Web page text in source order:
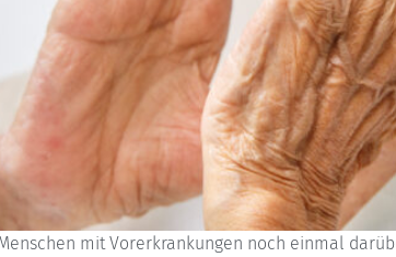
mit Vorerkrankungen noch einmal